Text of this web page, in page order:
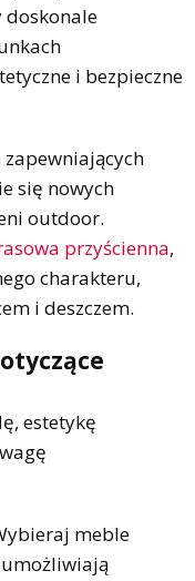
i bezpieczne
się nowych
outdoor.
przyścienna,
charakteru,
i deszczem.
estetykę
meble